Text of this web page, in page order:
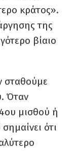
κράτος».
της
βίαιο
σταθούμε
Όταν
μισθού ή
ότι